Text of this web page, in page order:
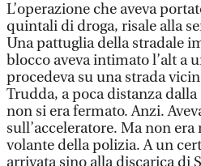
L’operazione che aveva
quintali di droga, risale alla
Una pattuglia della stradale
blocco aveva intimato l’alt a
procedeva su una strada
Trudda, a poca distanza
non si era fermato. Anzi.
sull’acceleratore. Ma non
volante della polizia. A un
arrivata sino alla discarica di